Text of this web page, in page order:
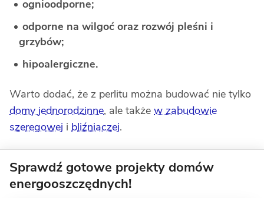
ognioodporne;
odporne na wilgoć oraz rozwój pleśni i
grzybów;
hipoalergiczne.
Warto dodać, że z perlitu można budować nie tylko
domy jednorodzinne, ale także w zabudowie
szeregowej i bliźniaczej.
Sprawdź gotowe projekty domów
energooszczędnych!